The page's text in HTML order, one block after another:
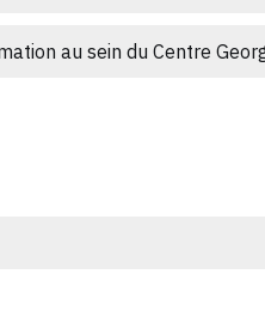
au sein du Centre